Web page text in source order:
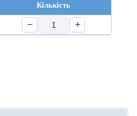
Кількість
− +